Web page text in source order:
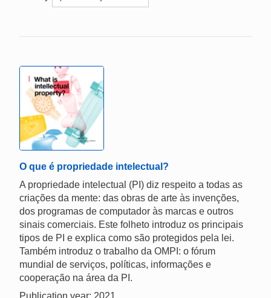
O que é propriedade intelectual?
A propriedade intelectual (PI) diz respeito a todas as
criações da mente: das obras de arte às invenções,
dos programas de computador às marcas e outros
sinais comerciais. Este folheto introduz os principais
tipos de PI e explica como são protegidos pela lei.
Também introduz o trabalho da OMPI: o fórum
mundial de serviços, políticas, informações e
cooperação na área da PI.
Publication year: 2021